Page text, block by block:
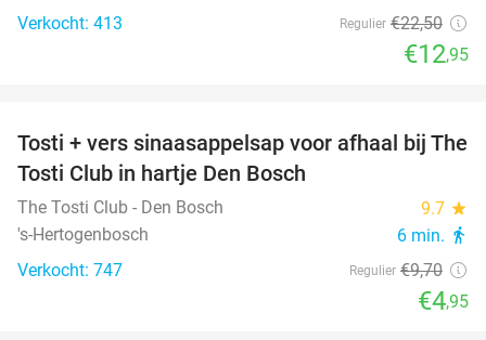
Verkocht: 413 Regulier €22,50
€12,95
49%
Tosti + vers sinaasappelsap voor afhaal bij The
Tosti Club in hartje Den Bosch
The Tosti Club - Den Bosch 9.7 star
's-Hertogenbosch 6 min. directions_walk
Verkocht: 747 Regulier €9,70
€4,95